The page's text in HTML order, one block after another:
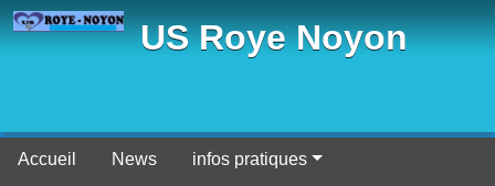
US Roye Noyon
Accueil News infos pratiques
Panneau de gestion des cookies